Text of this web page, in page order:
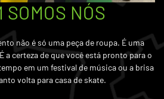
SOMOS NÓS
não é só uma peça de roupa. É uma
a certeza de que você está pronto para o
em um festival de música ou a brisa
volta para casa de skate.